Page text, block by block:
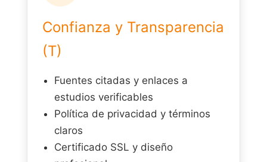
Confianza y Transparencia
(T)
Fuentes citadas y enlaces a
estudios verificables
Política de privacidad y términos
claros
Certificado SSL y diseño